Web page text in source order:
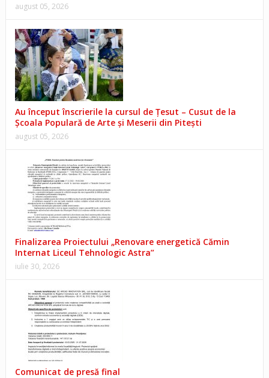
august 05, 2026
Au început înscrierile la cursul de Țesut – Cusut de la
Școala Populară de Arte și Meserii din Pitești
august 05, 2026
Finalizarea Proiectului „Renovare energetică Cămin
Internat Liceul Tehnologic Astra”
iulie 30, 2026
Comunicat de presă final